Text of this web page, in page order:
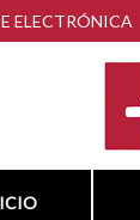
ELECTRÓNICA